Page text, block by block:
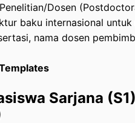
Dosen
baku internasional
nama dosen
Sarjana